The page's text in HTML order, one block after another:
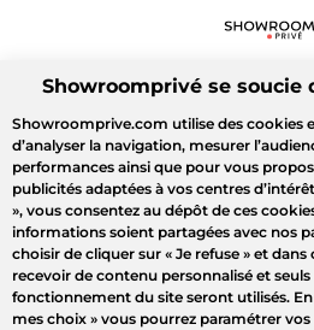
Showroomprivé se soucie
Showroomprive.com utilise des cookies
d’analyser la navigation, mesurer
performances ainsi que pour vous
publicités adaptées à vos centres
», vous consentez au dépôt de ces
informations soient partagées avec nos
choisir de cliquer sur « Je refuse » et dans
recevoir de contenu personnalisé et
fonctionnement du site seront utilisés.
mes choix » vous pourrez paramétrer